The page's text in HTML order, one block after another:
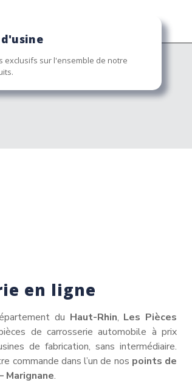
exclusifs sur l'ensemble de notre
en ligne
du Haut-Rhin, Les Pièces
de carrosserie automobile à prix
de fabrication, sans intermédiaire.
commande dans l’un de nos points de
Marignane.